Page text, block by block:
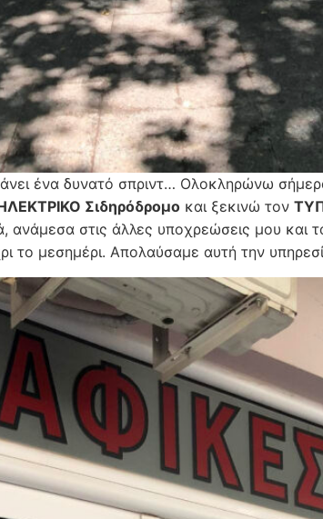
ένα δυνατό σπριντ… Ολοκληρώνω
Σιδηρόδρομο και ξεκινώ τον
ανάμεσα στις άλλες υποχρεώσεις μου και
το μεσημέρι. Απολαύσαμε αυτή την